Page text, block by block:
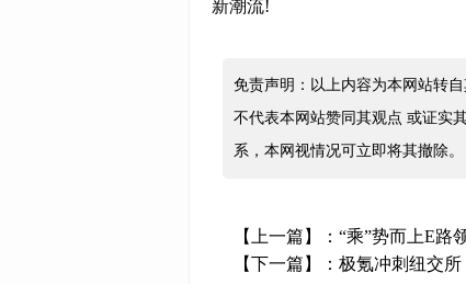
新潮流!
免责声明：以上内容为本网站转
不代表本网站赞同其观点 或证实
系，本网视情况可立即将其撤除。
【上一篇】： “乘”势而上E路
【下一篇】： 极氪冲刺纽交